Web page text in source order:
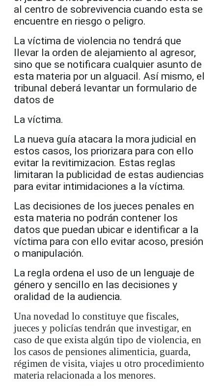
al centro de sobrevivencia cuando esta se
encuentre en riesgo o peligro.
La víctima de violencia no tendrá que
llevar la orden de alejamiento al agresor,
sino que se notificara cualquier asunto de
esta materia por un alguacil. Así mismo, el
tribunal deberá levantar un formulario de
datos de
La víctima.
La nueva guía atacara la mora judicial en
estos casos, los priorizara para con ello
evitar la revitimizacion. Estas reglas
limitaran la publicidad de estas audiencias
para evitar intimidaciones a la víctima.
Las decisiones de los jueces penales en
esta materia no podrán contener los
datos que puedan ubicar e identificar a la
víctima para con ello evitar acoso, presión
o manipulación.
La regla ordena el uso de un lenguaje de
género y sencillo en las decisiones y
oralidad de la audiencia.
Una novedad lo constituye que fiscales,
jueces y policías tendrán que investigar, en
caso de que exista algún tipo de violencia, en
los casos de pensiones alimenticia, guarda,
régimen de visita, viajes u otro procedimiento
materia relacionada a los menores.